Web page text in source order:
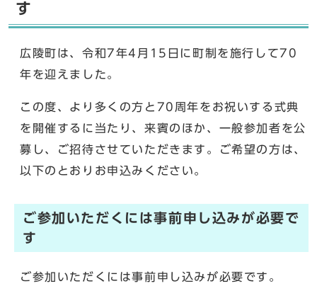
す
広陵町は、令和7年4月15日に町制を施行して70
年を迎えました。
この度、より多くの方と70周年をお祝いする式典
を開催するに当たり、来賓のほか、一般参加者を公
募し、ご招待させていただきます。ご希望の方は、
以下のとおりお申込みください。
ご参加いただくには事前申し込みが必要で
す
ご参加いただくには事前申し込みが必要です。